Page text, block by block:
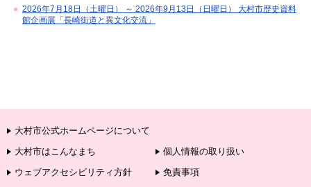
2026年7月18日（土曜日） ～ 2026年9月13日（日曜日） 大村市歴史資料
館企画展「長崎街道と異文化交流」
大村市公式ホームページについて
大村市はこんなまち
個人情報の取り扱い
ウェブアクセシビリティ方針
免責事項